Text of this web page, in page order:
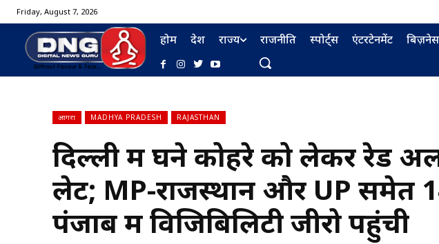
Friday, August 7, 2026
होम देश राज्य राजनीति स्पोर्ट्स एंटरटेनमेंट बिज़नेस
आगरा MADHYA PRADESH RAJASTHAN
दिल्ली में घने कोहरे को लेकर रेड
लेट; MP-राजस्थान और UP समेत
पंजाब में विजिबिलिटी जीरो पहुंची